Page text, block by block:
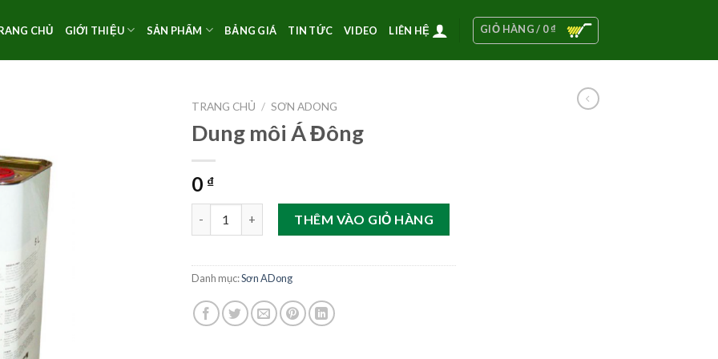
CHỦ GIỚI THIỆU SẢN PHẨM BẢNG GIÁ TIN TỨC VIDEO LIÊN HỆ GIỎ HÀNG / 0₫
TRANG CHỦ / SƠN ADONG
Dung môi Á Đông
0 ₫
Dung môi Á Đông số lượngTHÊM VÀO GIỎ HÀNG
Danh mục:Sơn ADong